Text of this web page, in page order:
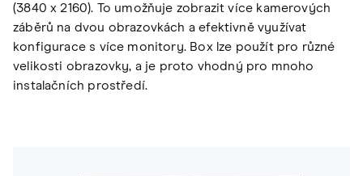
(3840 x 2160). To umožňuje zobrazit více kamerových
záběrů na dvou obrazovkách a efektivně využívat
konfigurace s více monitory. Box lze použít pro různé
velikosti obrazovky, a je proto vhodný pro mnoho
instalačních prostředí.